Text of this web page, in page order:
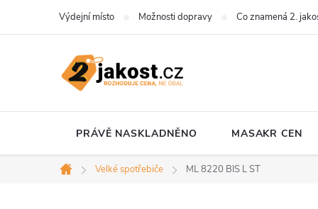
Výdejní místo Možnosti dopravy Co znamená 2.
PRÁVĚ NASKLADNĚNO MASAKR CEN
Domů
Velké spotřebiče ML 8220 BIS L ST